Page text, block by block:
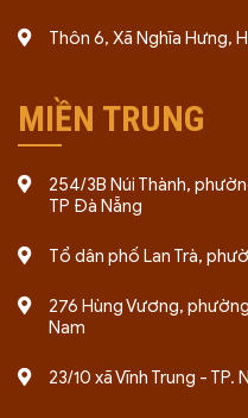
Thôn 6, Xã Nghĩa Hưng,
MIỀN TRUNG
254/3B Núi Thành,
TP Đà Nẵng
Tổ dân phố Lan Trà,
276 Hùng Vương,
Nam
23/10 xã Vĩnh Trung - TP.